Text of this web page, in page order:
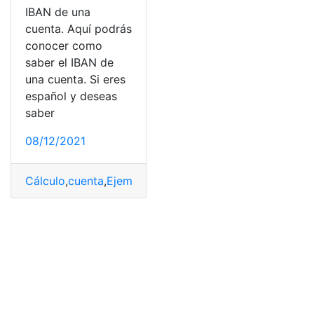
IBAN de una
cuenta. Aquí podrás
conocer como
saber el IBAN de
una cuenta. Si eres
español y deseas
saber
08/12/2021
Cálculo,cuenta,Ejemplos